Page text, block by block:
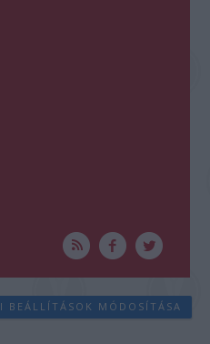
BEÁLLÍTÁSOK MÓDOSÍTÁSA